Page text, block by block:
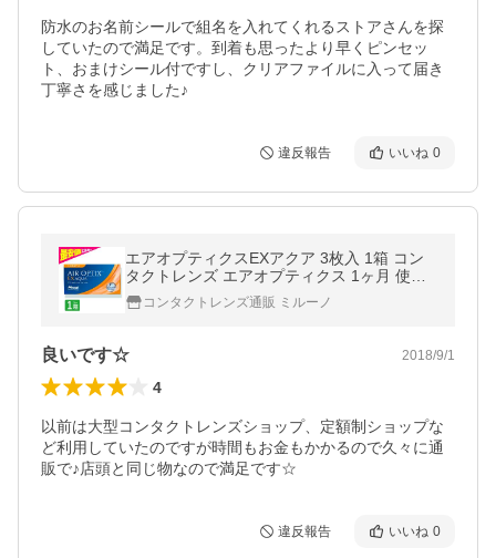
防水のお名前シールで組名を入れてくれるストアさんを探
していたので満足です。到着も思ったより早くピンセッ
ト、おまけシール付ですし、クリアファイルに入って届き
丁寧さを感じました♪
違反報告 いいね 0
エアオプティクスEXアクア 3枚入 1箱 コン
タクトレンズ エアオプティクス 1ヶ月 使い
捨てコンタクトレンズ通販 ミルーノ
良いです☆ 2018/9/1
4
以前は大型コンタクトレンズショップ、定額制ショップな
ど利用していたのですが時間もお金もかかるので久々に通
販で♪店頭と同じ物なので満足です☆
違反報告 いいね 0